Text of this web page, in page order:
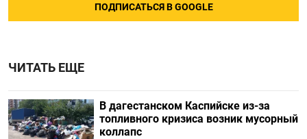
ПОДПИСАТЬСЯ В GOOGLE
ЧИТАТЬ ЕЩЕ
В дагестанском Каспийске из-за
топливного кризиса возник мусорный
коллапс